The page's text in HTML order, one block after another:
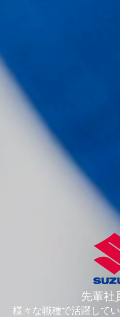
先輩社
様々な職種で活躍して